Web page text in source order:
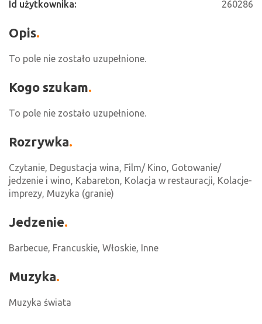
Id użytkownika:
260286
Opis
To pole nie zostało uzupełnione.
Kogo szukam
To pole nie zostało uzupełnione.
Rozrywka
Czytanie, Degustacja wina, Film/ Kino, Gotowanie/
jedzenie i wino, Kabareton, Kolacja w restauracji, Kolacje-
imprezy, Muzyka (granie)
Jedzenie
Barbecue, Francuskie, Włoskie, Inne
Muzyka
Muzyka świata